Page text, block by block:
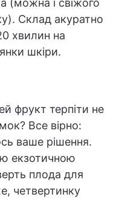
Склад акуратно
хвилин на
шкіри.
фрукт терпіти не
Все вірно:
ваше рішення.
екзотичною
плода для
четвертинку